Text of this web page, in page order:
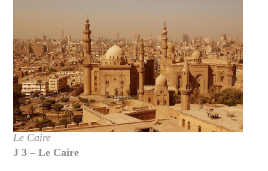
Le Caire
J 3 – Le Caire